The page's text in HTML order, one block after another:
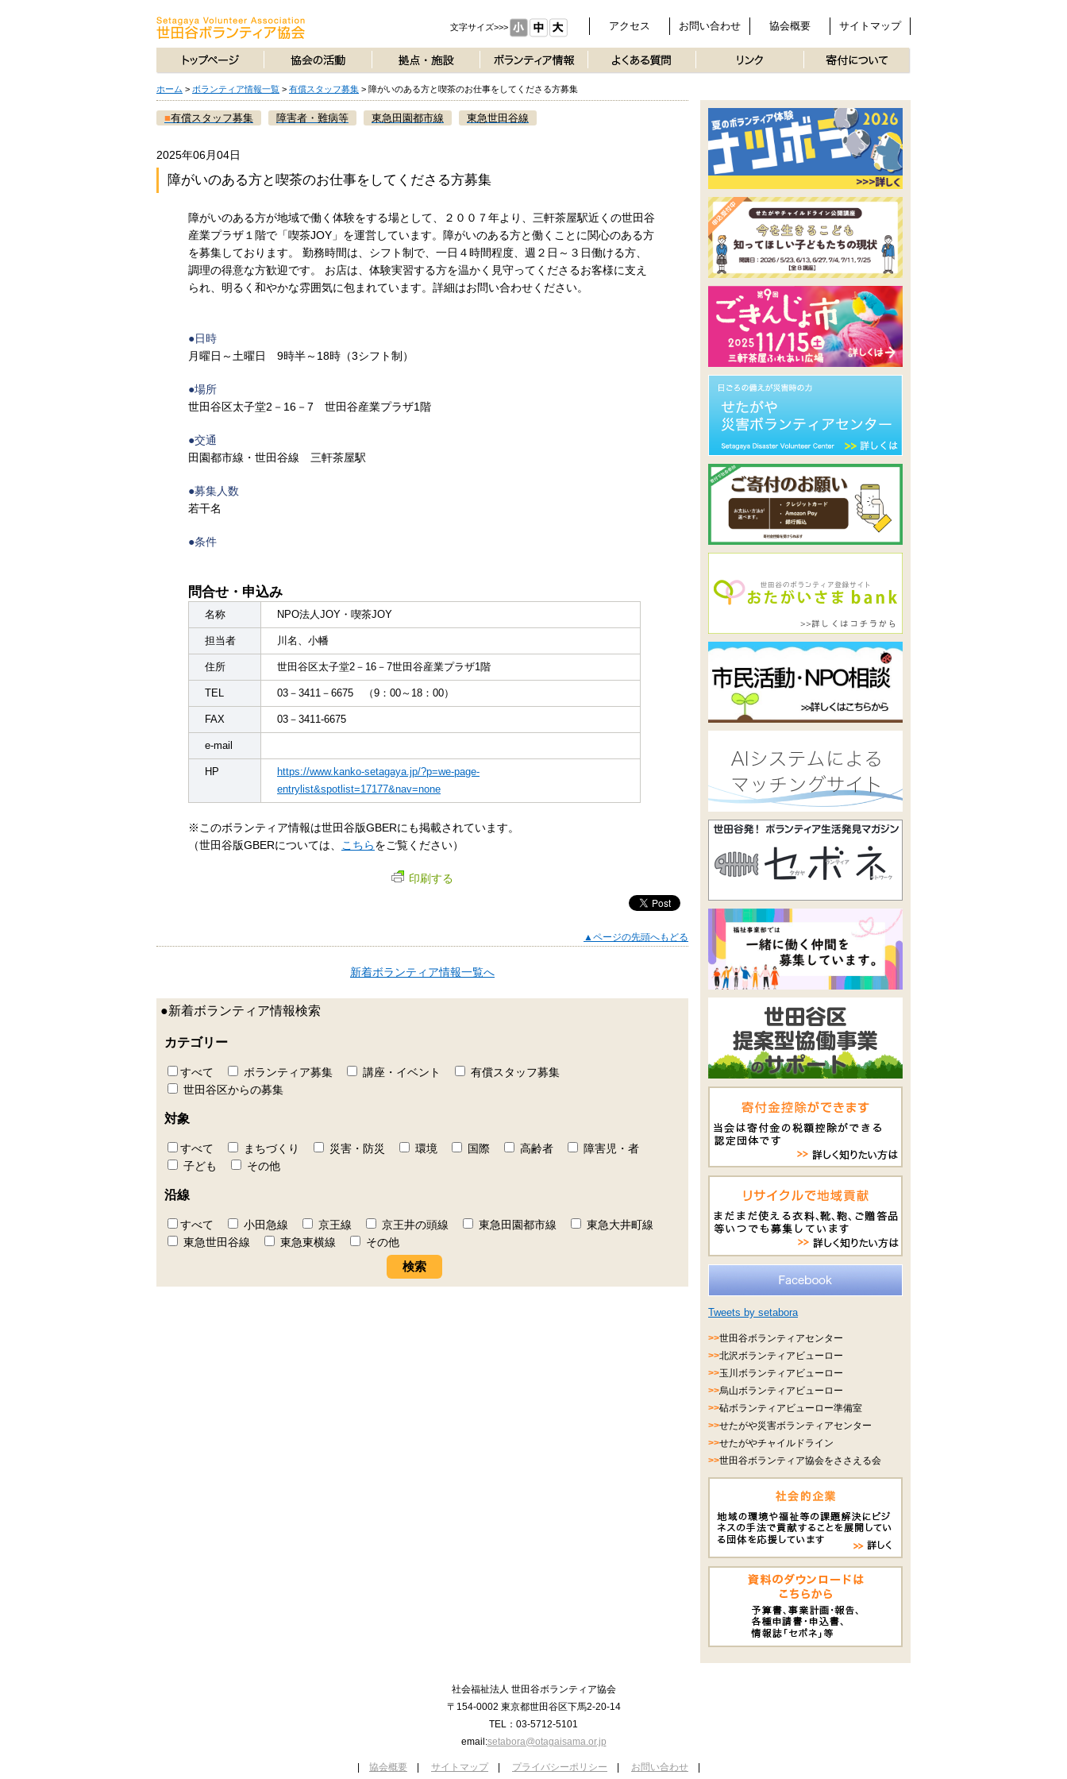
サイトマップ
協会概要
お問い合わせ
アクセス
文字サイズ>>>
ホーム > ボランティア情報一覧 > 有償スタッフ募集 > 障がいのある方と喫茶のお仕事をしてくださる方募集
■有償スタッフ募集 障害者・難病等 東急田園都市線 東急世田谷線
2025年06月04日
障がいのある方と喫茶のお仕事をしてくださる方募集
障がいのある方が地域で働く体験をする場として、２００７年より、三軒茶屋駅近くの世田谷
産業プラザ１階で「喫茶JOY」を運営しています。障がいのある方と働くことに関心のある方
を募集しております。 勤務時間は、シフト制で、一日４時間程度、週２日～３日働ける方、
調理の得意な方歓迎です。 お店は、体験実習する方を温かく見守ってくださるお客様に支え
られ、明るく和やかな雰囲気に包まれています。詳細はお問い合わせください。
●日時
月曜日～土曜日 9時半～18時（3シフト制）
●場所
世田谷区太子堂2－16－7 世田谷産業プラザ1階
●交通
田園都市線・世田谷線 三軒茶屋駅
●募集人数
若干名
●条件
問合せ・申込み
名称 NPO法人JOY・喫茶JOY
担当者 川名、小幡
住所 世田谷区太子堂2－16－7世田谷産業プラザ1階
TEL 03－3411－6675 （9：00～18：00）
FAX 03－3411-6675
e-mail
HP
https://www.kanko-setagaya.jp/?p=we-page-
entrylist&spotlist=17177&nav=none
※このボランティア情報は世田谷版GBERにも掲載されています。
（世田谷版GBERについては、
こちらをご覧ください）
印刷する
▲ページの先頭へもどる
新着ボランティア情報一覧へ
●新着ボランティア情報検索
カテゴリー
すべて ボランティア募集 講座・イベント
有償スタッフ募集
世田谷区からの募集
対象
すべて まちづくり 災害・防災 環境 国際 高齢者
障害児・者
子ども
その他
沿線
すべて 小田急線 京王線 京王井の頭線 東急田園都市線
東急大井町線
東急世田谷線
東急東横線 その他
Tweets by setabora
>>世田谷ボランティアセンター
>>北沢ボランティアビューロー
>>玉川ボランティアビューロー
>>烏山ボランティアビューロー
>>砧ボランティアビューロー準備室
>>せたがや災害ボランティアセンター
>>せたがやチャイルドライン
>>世田谷ボランティア協会をささえる会
社会福祉法人 世田谷ボランティア協会
〒154-0002 東京都世田谷区下馬2-20-14
TEL：03-5712-5101
email:setabora@otagaisama.or.jp
協会概要 サイトマップ プライバシーポリシー お問い合わせ